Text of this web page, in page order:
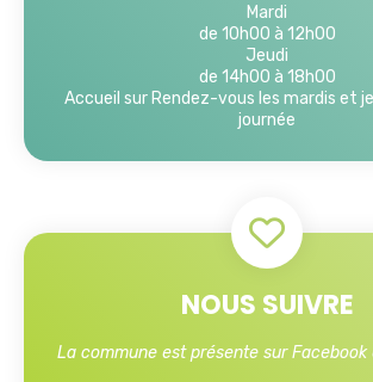
Mardi
de 10h00 à 12h00
Jeudi
de 14h00 à 18h00
Accueil sur Rendez-vous les mardis et
journée
NOUS SUIVRE
La commune est présente sur Facebook